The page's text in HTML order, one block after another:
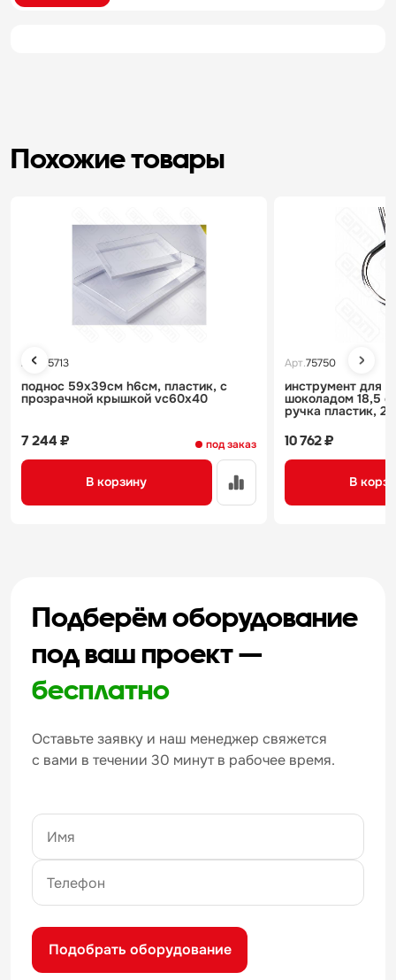
Похожие товары
Арт. 75713
поднос 59х39см h6см, пластик, с
прозрачной крышкой vc60x40
под заказ
7 244 ₽
В корзину
Арт.75750
инструмент для
шоколадом 18,5
ручка пластик,
10 762 ₽
В
Подберём оборудование
под ваш проект —
бесплатно
Оставьте заявку и наш менеджер свяжется
с вами в течении 30 минут в рабочее время.
Подобрать оборудование